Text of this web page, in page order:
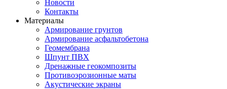
Новости
Контакты
Материалы
Армирование грунтов
Армирование асфальтобетона
Геомембрана
Шпунт ПВХ
Дренажные геокомпозиты
Противоэрозионные маты
Акустические экраны